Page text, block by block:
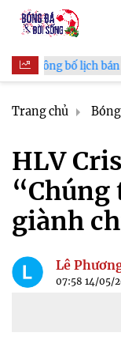
vé, giá vé bán kết
Trang chủ
HLV
“Chúng
giành
Lê
07:58 14/05/